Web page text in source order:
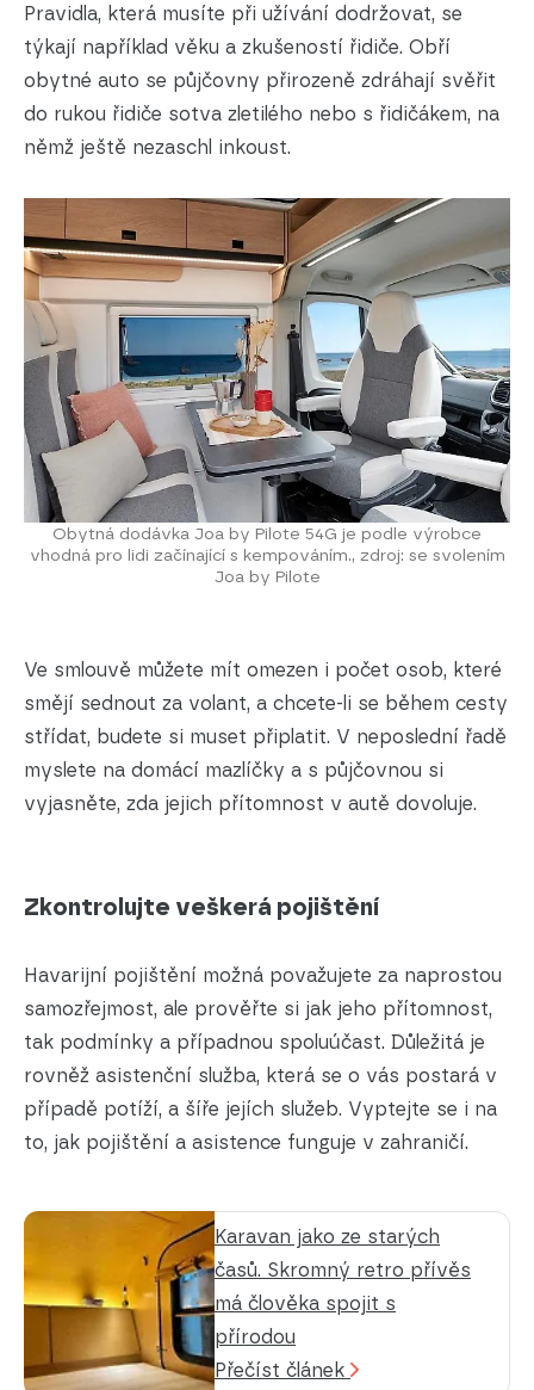
Pravidla, která musíte při užívání dodržovat, se
týkají například věku a zkušeností řidiče. Obří
obytné auto se půjčovny přirozeně zdráhají svěřit
do rukou řidiče sotva zletilého nebo s řidičákem, na
němž ještě nezaschl inkoust.
Obytná dodávka Joa by Pilote 54G je podle výrobce
vhodná pro lidi začínající s kempováním., zdroj: se svolením
Joa by Pilote
Ve smlouvě můžete mít omezen i počet osob, které
smějí sednout za volant, a chcete-li se během cesty
střídat, budete si muset připlatit. V neposlední řadě
myslete na domácí mazlíčky a s půjčovnou si
vyjasněte, zda jejich přítomnost v autě dovoluje.
Zkontrolujte veškerá pojištění
Havarijní pojištění možná považujete za naprostou
samozřejmost, ale prověřte si jak jeho přítomnost,
tak podmínky a případnou spoluúčast. Důležitá je
rovněž asistenční služba, která se o vás postará v
případě potíží, a šíře jejích služeb. Vyptejte se i na
to, jak pojištění a asistence funguje v zahraničí.
Karavan jako ze starých
časů. Skromný retro přívěs
má člověka spojit s
přírodou
Přečíst článek